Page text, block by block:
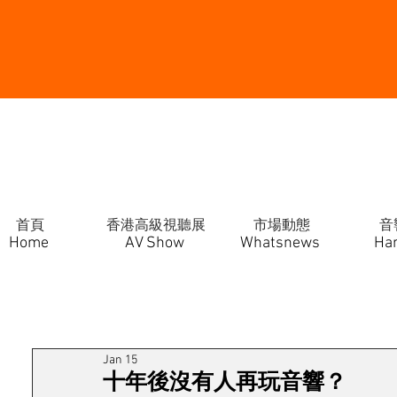
Home
首頁 香港高級視聽展 市場動態 音
AV Show Whatsnews
十年後沒有人再玩音響？
Jan 15